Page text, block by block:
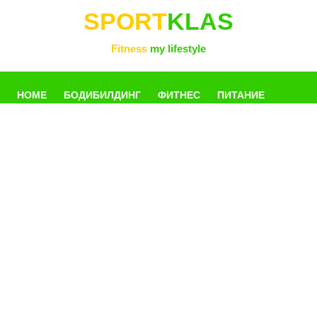
SPORTKLAS
Fitness my lifestyle
HOME БОДИБИЛДИНГ ФИТНЕС ПИТАНИЕ